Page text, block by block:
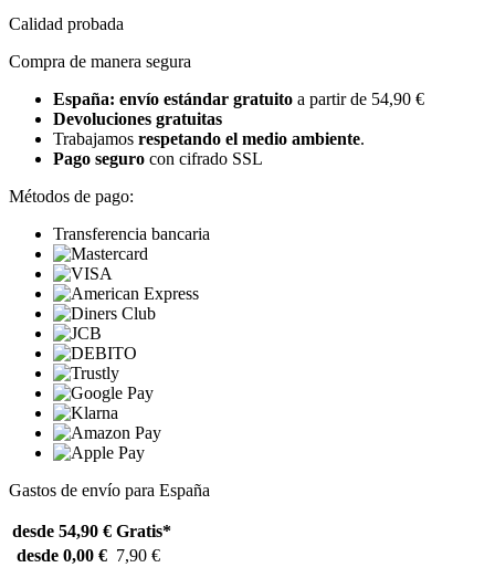
Calidad probada
Compra de manera segura
España: envío estándar gratuito a partir de 54,90 €
Devoluciones gratuitas
Trabajamos respetando el medio ambiente.
Pago seguro con cifrado SSL
Métodos de pago:
Transferencia bancaria
Gastos de envío para España
desde 54,90 € Gratis*
desde 0,00 € 7,90 €